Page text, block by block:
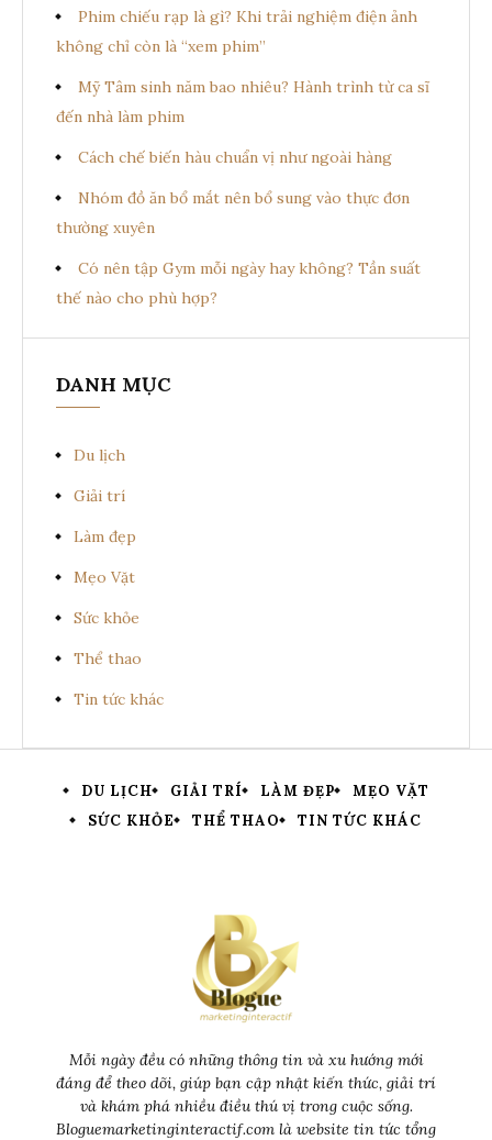
Phim chiếu rạp là gì? Khi trải nghiệm điện ảnh
không chỉ còn là “xem phim”
Mỹ Tâm sinh năm bao nhiêu? Hành trình từ ca sĩ
đến nhà làm phim
Cách chế biến hàu chuẩn vị như ngoài hàng
Nhóm đồ ăn bổ mắt nên bổ sung vào thực đơn
thường xuyên
Có nên tập Gym mỗi ngày hay không? Tần suất
thế nào cho phù hợp?
DANH MỤC
Du lịch
Giải trí
Làm đẹp
Mẹo Vặt
Sức khỏe
Thể thao
Tin tức khác
DU LỊCH GIẢI TRÍ LÀM ĐẸP
MẸO VẶT
SỨC KHỎE
THỂ THAO TIN TỨC KHÁC
Mỗi ngày đều có những thông tin và xu hướng mới
đáng để theo dõi, giúp bạn cập nhật kiến thức, giải trí
và khám phá nhiều điều thú vị trong cuộc sống.
Bloguemarketinginteractif.com là website tin tức tổng